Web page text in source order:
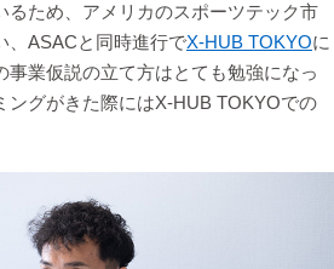
るため、アメリカのスポーツテック市
、ASACと同時進行でX-HUB TOKYOに
事業仮説の立て方はとても勉強になっ
ングがきた際にはX-HUB TOKYOでの